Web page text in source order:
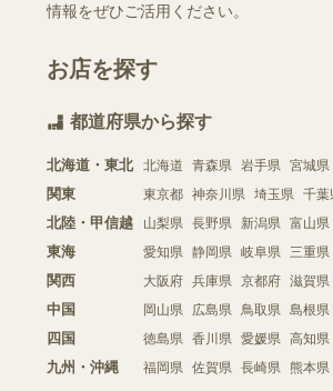
情報をぜひご活用ください。
お店を探す
都道府県から探す
北海道・東北 北海道 青森県 岩手県 宮城県
関東 東京都 神奈川県 埼玉県 千葉
北陸・甲信越 山梨県 長野県 新潟県 富山県
東海 愛知県 静岡県 岐阜県 三重県
関西 大阪府 兵庫県 京都府 滋賀県
中国 岡山県 広島県 鳥取県 島根県
四国 徳島県 香川県 愛媛県 高知県
九州・沖縄 福岡県 佐賀県 長崎県 熊本県